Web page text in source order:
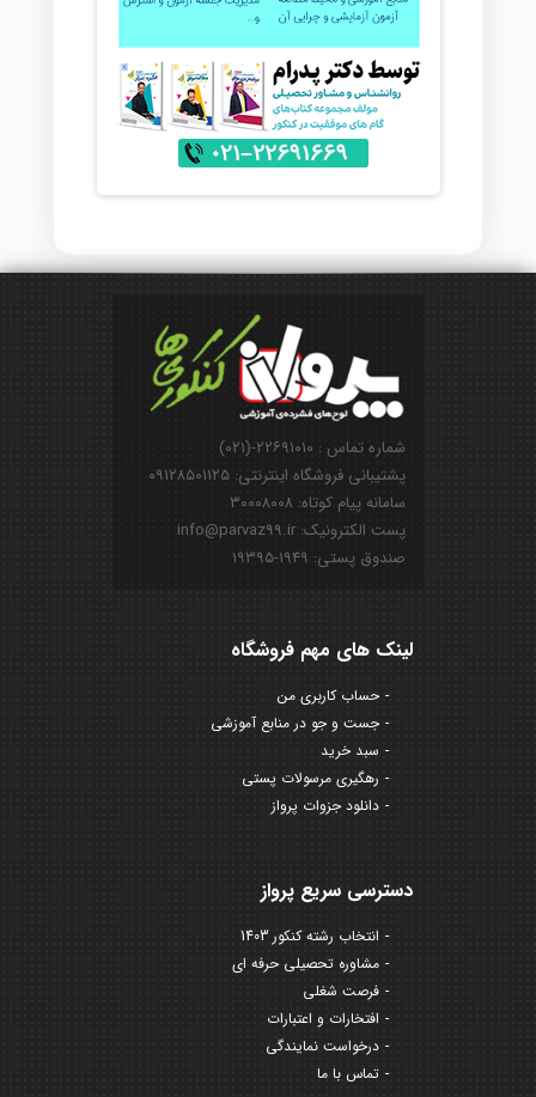
شماره تماس : ۲۲۶۹۱۰۱۰-(۰۲۱)
پشتیبانی فروشگاه اینترنتی: ۰۹۱۲۸۵۰۱۱۲۵
سامانه پیام کوتاه: ۳۰۰۰۸۰۰۸
پست الکترونیک: info@parvaz99.ir
صندوق پستی: ۱۹۴۹-۱۹۳۹۵
لینک های مهم فروشگاه
حساب کاربری من
جست و جو در منابع آموزشی
سبد خرید
رهگیری مرسولات پستی
دانلود جزوات پرواز
دسترسی سریع پرواز
انتخاب رشته کنکور 1403
مشاوره تحصیلی حرفه ای
فرصت شغلی
افتخارات و اعتبارات
درخواست نمایندگی
تماس با ما